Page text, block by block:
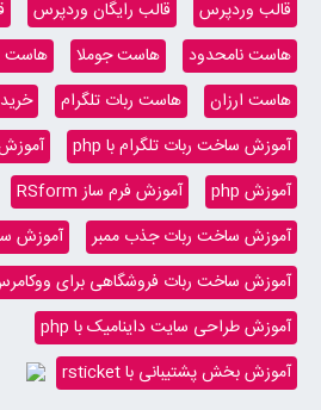
قالب وردپرس
قالب رایگان وردپرس
هاست نامحدود
هاست جوملا هاست
هاست ارزان
هاست ربات تلگرام
آموزش ساخت ربات تلگرام با php
آموزش php
آموزش فرم ساز RSform
آموزش ساخت ربات جذب ممبر
آموزش
آموزش ساخت ربات فروشگاهی برای
آموزش طراحی سایت داینامیک با php
آموزش بخش پشتیبانی با rsticket